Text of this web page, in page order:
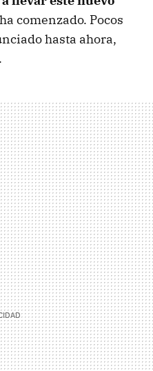
ha comenzado. Pocos
hasta ahora,